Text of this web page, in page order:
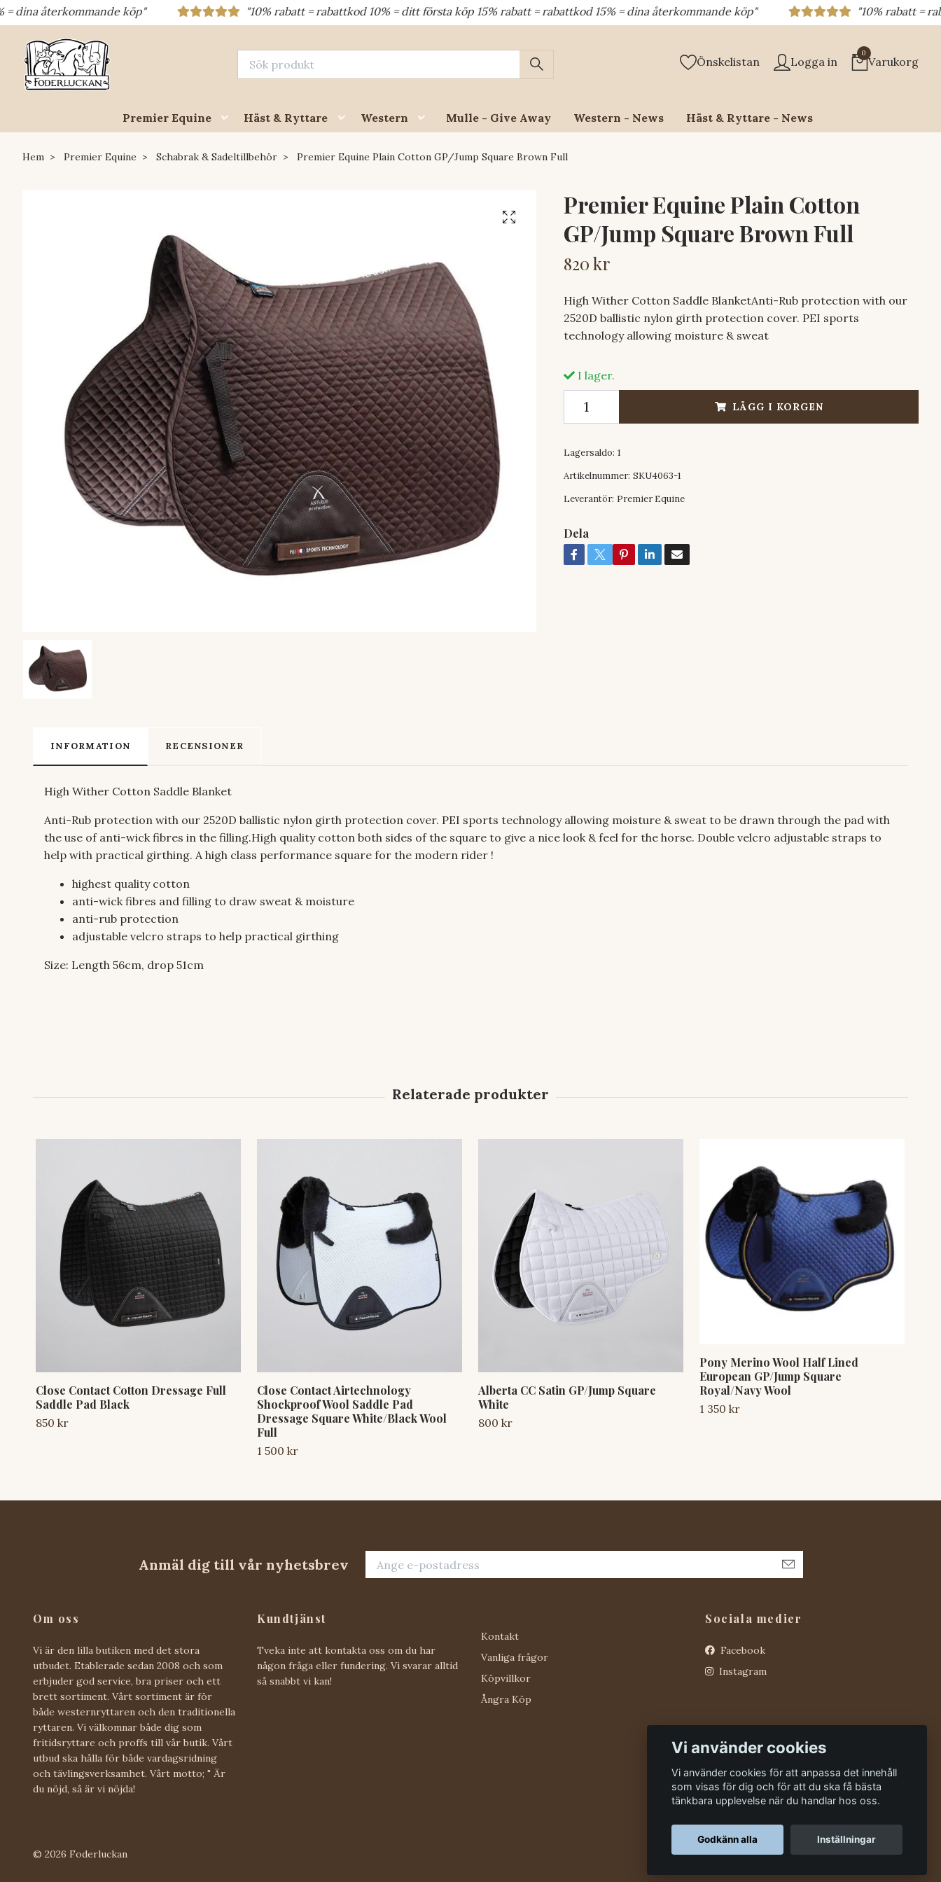
köp" "10% rabatt = rabattkod 10% = ditt första köp 15% rabatt = rabattkod 15% = dina återkommande köp" "10% rabatt = rabattkod
Önskelistan Logga in
0
Varukorg
Premier Equine Häst & Ryttare Western Mulle - Give Away Western - News Häst & Ryttare - News
Hem Premier Equine Schabrak & Sadeltillbehör Premier Equine Plain Cotton GP/Jump Square Brown Full
Premier Equine Plain Cotton
GP/Jump Square Brown Full
820 kr
High Wither Cotton Saddle BlanketAnti-Rub protection with our
2520D ballistic nylon girth protection cover. PEI sports
technology allowing moisture & sweat
I lager.
LÄGG I KORGEN
Lagersaldo: 1
Artikelnummer: SKU4063-1
Leverantör: Premier Equine
Dela
INFORMATION RECENSIONER
High Wither Cotton Saddle Blanket
Anti-Rub protection with our 2520D ballistic nylon girth protection cover. PEI sports technology allowing moisture & sweat to be drawn through the pad with
the use of anti-wick fibres in the filling.High quality cotton both sides of the square to give a nice look & feel for the horse. Double velcro adjustable straps to
help with practical girthing. A high class performance square for the modern rider !
highest quality cotton
anti-wick fibres and filling to draw sweat & moisture
anti-rub protection
adjustable velcro straps to help practical girthing
Size: Length 56cm, drop 51cm
Close Contact Cotton Dressage Full
Saddle Pad Black
850 kr
Close Contact Airtechnology
Shockproof Wool Saddle Pad
Dressage Square White/Black Wool
Full
1 500 kr
Alberta CC Satin GP/Jump Square
White
800 kr
Pony Merino Wool Half Lined
European GP/Jump Square
Royal/Navy Wool
1 350 kr
Anmäl dig till vår nyhetsbrev
Om oss
Vi är den lilla butiken med det stora
utbudet. Etablerade sedan 2008 och som
erbjuder god service, bra priser och ett
brett sortiment. Vårt sortiment är för
både westernryttaren och den traditionella
ryttaren. Vi välkomnar både dig som
fritidsryttare och proffs till vår butik. Vårt
utbud ska hålla för både vardagsridning
och tävlingsverksamhet. Vårt motto; " Är
du nöjd, så är vi nöjda!
Kundtjänst
Tveka inte att kontakta oss om du har
någon fråga eller fundering. Vi svarar alltid
så snabbt vi kan!
Kontakt
Vanliga frågor
Köpvillkor
Ångra Köp
Sociala medier
Facebook
Instagram
© 2026 Foderluckan
Vi använder cookies
Vi använder cookies för att anpassa det innehåll
som visas för dig och för att du ska få bästa
tänkbara upplevelse när du handlar hos oss.
Godkänn alla Inställningar